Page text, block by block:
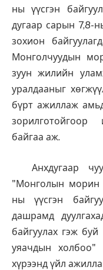
ны үүсгэн
дугаар сарын 7,8-
зохион
Монголчуудын
зуун жилийн
уралдааныг
бүрт ажиллаж
зорилготойгоор
байгаа аж.
Анхдугаар
"Монголын морин
ны үүсгэн
дашрамд
байгуулах гэж
уяачдын холбоо"
хүрээнд үйл